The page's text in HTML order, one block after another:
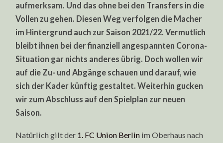
aufmerksam. Und das ohne bei den Transfers in die
Vollen zu gehen. Diesen Weg verfolgen die Macher
im Hintergrund auch zur Saison 2021/22. Vermutlich
bleibt ihnen bei der finanziell angespannten Corona-
Situation gar nichts anderes übrig. Doch wollen wir
auf die Zu- und Abgänge schauen und darauf, wie
sich der Kader künftig gestaltet. Weiterhin gucken
wir zum Abschluss auf den Spielplan zur neuen
Saison.
Natürlich gilt der 1. FC Union Berlin im Oberhaus nach